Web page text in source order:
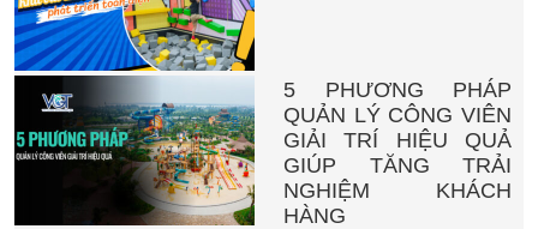
5 PHƯƠNG PHÁP
QUẢN LÝ CÔNG VIÊN
GIẢI TRÍ HIỆU QUẢ
GIÚP TĂNG TRẢI
NGHIỆM KHÁCH
HÀNG